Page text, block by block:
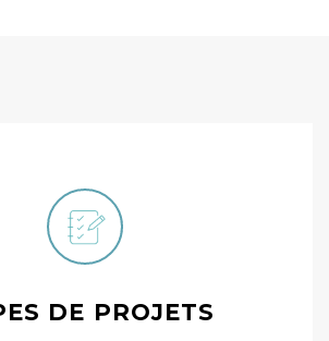
DE PROJETS